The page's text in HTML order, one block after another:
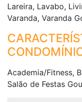
Lareira, Lavabo,
Varanda, Varanda
Academia/Fitness,
Salão de Festas